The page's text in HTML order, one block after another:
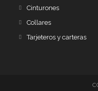
abre
nueva
CinturonesSe
CollaresSe
abre
Tarjeteros y carterasSe